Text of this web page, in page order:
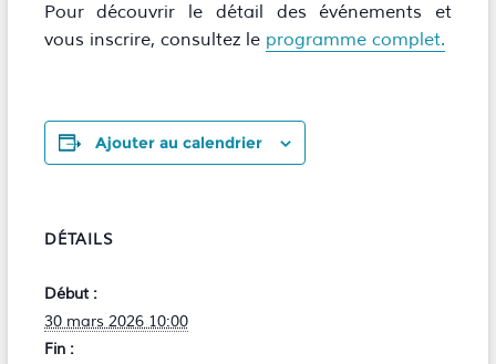
Pour découvrir le détail des événements et
vous inscrire, consultez le programme complet.
Ajouter au calendrier
DÉTAILS
Début :
30 mars 2026 10:00
Fin :